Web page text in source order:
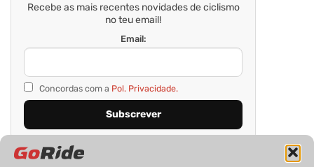
Recebe as mais recentes novidades de ciclismo
no teu email!
Email:
Concordas com a Pol. Privacidade.